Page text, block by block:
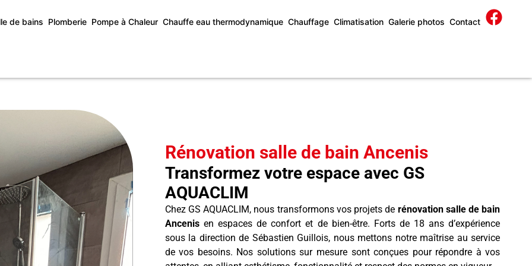
de bains Plomberie Pompe à Chaleur Chauffe eau thermodynamique Chauffage Climatisation Galerie photos Contact
Rénovation salle de bain Ancenis
Transformez votre espace avec GS
AQUACLIM
Chez GS AQUACLIM, nous transformons vos projets de rénovation salle de bain
Ancenisen espaces de confort et de bien-être. Forts de 18 ans d’expérience
sous la direction de Sébastien Guillois, nous mettons notre maîtrise au service
de vos besoins. Nos solutions sur mesure sont conçues pour répondre à vos